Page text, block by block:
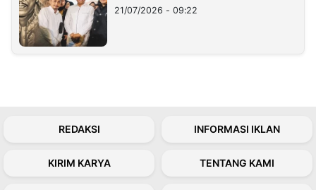
21/07/2026 - 09:22
REDAKSI INFORMASI IKLAN
KIRIM KARYA TENTANG KAMI